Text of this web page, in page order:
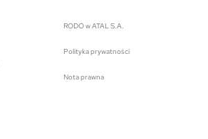
RODO w ATAL S.A.
Polityka prywatności
Nota prawna